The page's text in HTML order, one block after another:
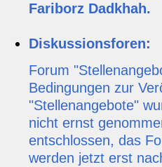
Fariborz Dadkhah.
Diskussionsforen:
Forum
Bedingungen zur
"Stellenangebote"
nicht ernst
entschlossen, das
werden jetzt erst